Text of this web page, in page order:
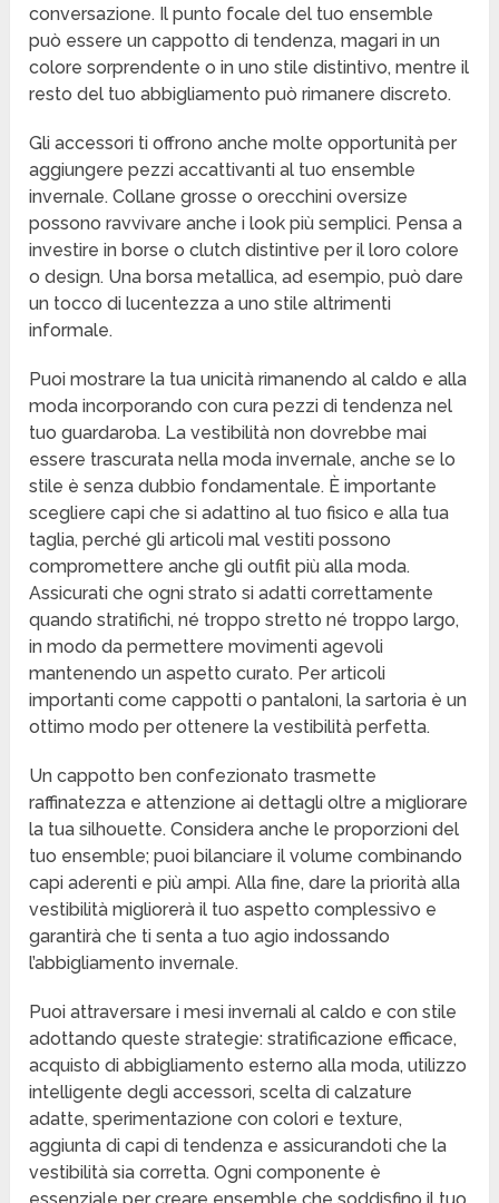
conversazione. Il punto focale del tuo ensemble
può essere un cappotto di tendenza, magari in un
colore sorprendente o in uno stile distintivo, mentre il
resto del tuo abbigliamento può rimanere discreto.
Gli accessori ti offrono anche molte opportunità per
aggiungere pezzi accattivanti al tuo ensemble
invernale. Collane grosse o orecchini oversize
possono ravvivare anche i look più semplici. Pensa a
investire in borse o clutch distintive per il loro colore
o design. Una borsa metallica, ad esempio, può dare
un tocco di lucentezza a uno stile altrimenti
informale.
Puoi mostrare la tua unicità rimanendo al caldo e alla
moda incorporando con cura pezzi di tendenza nel
tuo guardaroba. La vestibilità non dovrebbe mai
essere trascurata nella moda invernale, anche se lo
stile è senza dubbio fondamentale. È importante
scegliere capi che si adattino al tuo fisico e alla tua
taglia, perché gli articoli mal vestiti possono
compromettere anche gli outfit più alla moda.
Assicurati che ogni strato si adatti correttamente
quando stratifichi, né troppo stretto né troppo largo,
in modo da permettere movimenti agevoli
mantenendo un aspetto curato. Per articoli
importanti come cappotti o pantaloni, la sartoria è un
ottimo modo per ottenere la vestibilità perfetta.
Un cappotto ben confezionato trasmette
raffinatezza e attenzione ai dettagli oltre a migliorare
la tua silhouette. Considera anche le proporzioni del
tuo ensemble; puoi bilanciare il volume combinando
capi aderenti e più ampi. Alla fine, dare la priorità alla
vestibilità migliorerà il tuo aspetto complessivo e
garantirà che ti senta a tuo agio indossando
l’abbigliamento invernale.
Puoi attraversare i mesi invernali al caldo e con stile
adottando queste strategie: stratificazione efficace,
acquisto di abbigliamento esterno alla moda, utilizzo
intelligente degli accessori, scelta di calzature
adatte, sperimentazione con colori e texture,
aggiunta di capi di tendenza e assicurandoti che la
vestibilità sia corretta. Ogni componente è